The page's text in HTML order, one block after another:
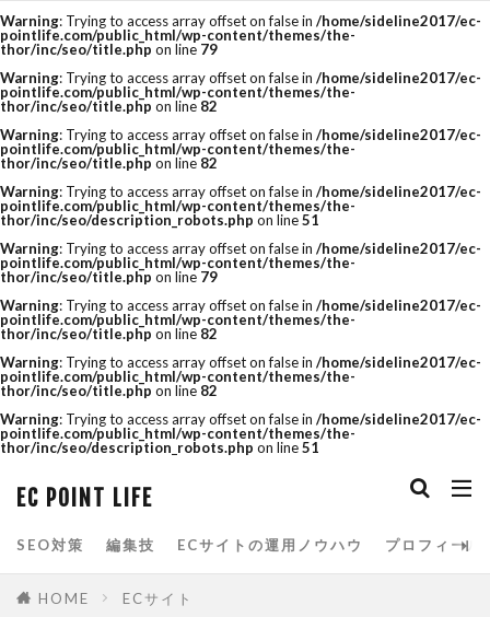
Warning: Trying to access array offset on false in /home/sideline2017/ec-
pointlife.com/public_html/wp-content/themes/the-
thor/inc/seo/title.php on line 79
Warning: Trying to access array offset on false in /home/sideline2017/ec-
pointlife.com/public_html/wp-content/themes/the-
thor/inc/seo/title.php on line 82
Warning: Trying to access array offset on false in /home/sideline2017/ec-
pointlife.com/public_html/wp-content/themes/the-
thor/inc/seo/title.php on line 82
Warning: Trying to access array offset on false in /home/sideline2017/ec-
pointlife.com/public_html/wp-content/themes/the-
thor/inc/seo/description_robots.php on line51
Warning: Trying to access array offset on false in /home/sideline2017/ec-
pointlife.com/public_html/wp-content/themes/the-
thor/inc/seo/title.php on line 79
Warning: Trying to access array offset on false in /home/sideline2017/ec-
pointlife.com/public_html/wp-content/themes/the-
thor/inc/seo/title.php on line 82
Warning: Trying to access array offset on false in /home/sideline2017/ec-
pointlife.com/public_html/wp-content/themes/the-
thor/inc/seo/title.php on line 82
Warning: Trying to access array offset on false in /home/sideline2017/ec-
pointlife.com/public_html/wp-content/themes/the-
thor/inc/seo/description_robots.php on line51
EC POINT LIFE
SEO対策 編集技 ECサイトの運用ノウハウ プロフィール
HOME ECサイト
タグ
amazon
css csv CSV 一括 csvファイル
cvr改善 E-コマース EC ECサイト
FTP google
Minifier paypay祭り PRオプション
QUERY関数 R-Karte RaCoupon
rakuten rakuten 検索
seo キーワード SEO チェック
Yahoo!ストアクリエイターpro
お買い物マラソン